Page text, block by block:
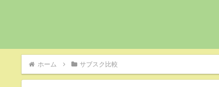
ホーム サブスク比較